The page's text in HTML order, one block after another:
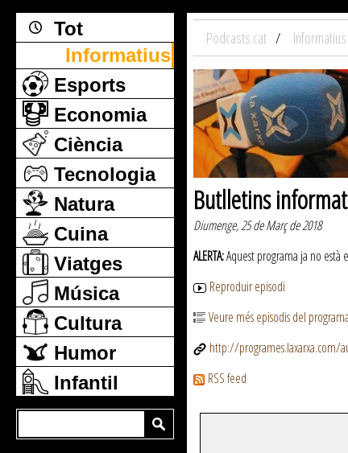
Tot
Informatius
Esports
Economia
Ciència
Tecnologia
Natura
Cuina
Viatges
Música
Cultura
Humor
Infantil
Podcasts.cat Informatius
Butlletins
Diumenge, 25 de Març de 2018
ALERTA:Aquest programa ja no està
Reproduir episodi
Veure més episodis del
http://programes.laxarxa.com/
RSS feed